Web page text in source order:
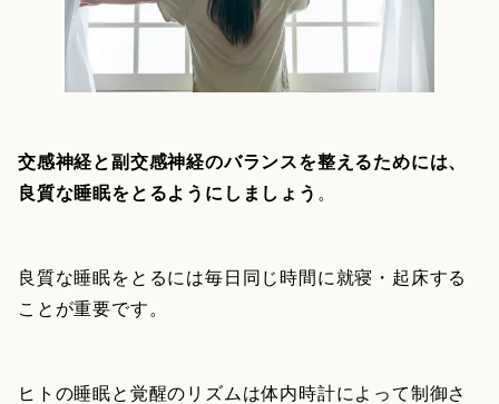
交感神経と副交感神経のバランスを整えるためには、
良質な睡眠をとるようにしましょう 。
良質な睡眠をとるには毎日同じ時間に就寝・起床する
ことが重要です。
ヒトの睡眠と覚醒のリズムは体内時計によって制御さ